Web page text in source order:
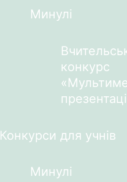
Минулі
конкурс
Конкурси для учнів
Минулі